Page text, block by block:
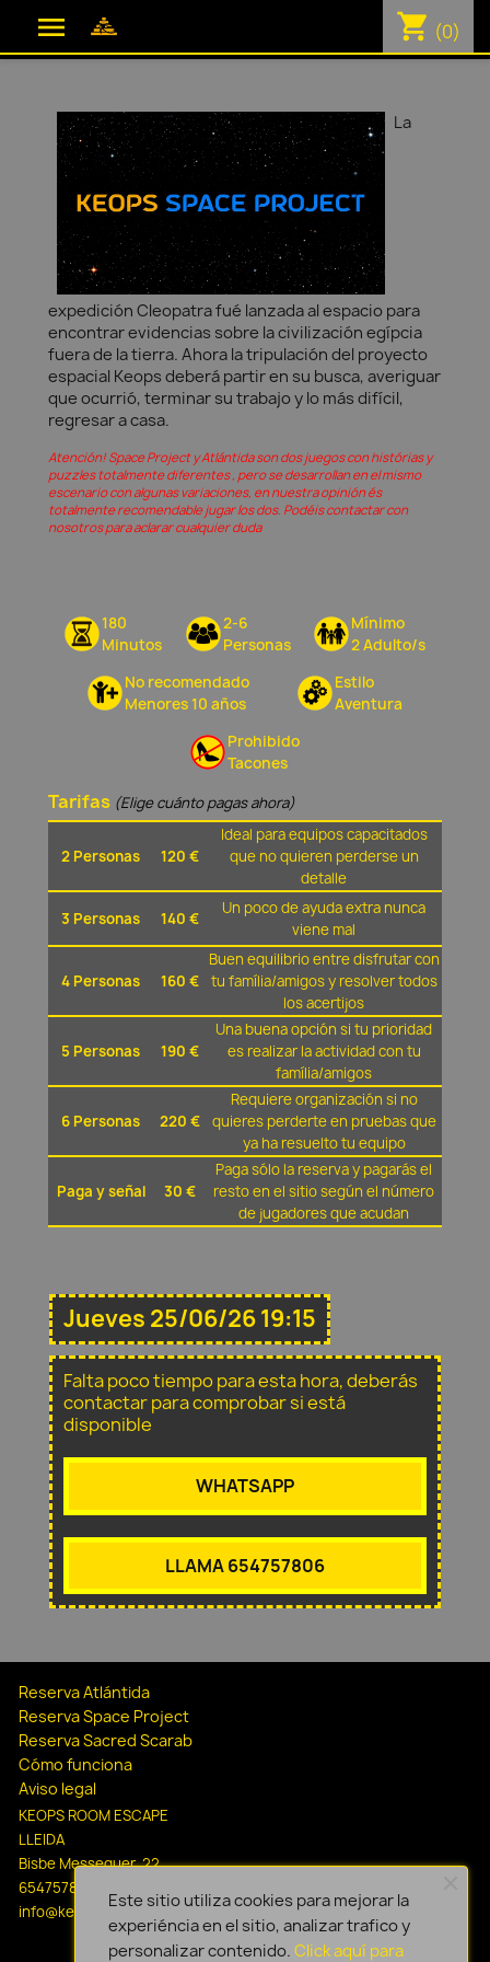
 shopping_cart (0)
La
expedición Cleopatra fué lanzada al espacio para
encontrar evidencias sobre la civilización egípcia
fuera de la tierra. Ahora la tripulación del proyecto
espacial Keops deberá partir en su busca, averiguar
que ocurrió, terminar su trabajo y lo más difícil,
regresar a casa.
Atención! Space Project y Atlántida son dos juegos con histórias y
puzzles totalmente diferentes , pero se desarrollan en el mismo
escenario con algunas variaciones, en nuestra opinión és
totalmente recomendable jugar los dos. Podéis contactar con
nosotros para aclarar cualquier duda
180
Minutos
2-6
Personas
Mínimo
2 Adulto/s
No recomendado
Menores 10 años
Estilo
Aventura
Prohibido
Tacones
Tarifas (Elige cuánto pagas ahora)
2 Personas 120 €
Ideal para equipos capacitados
que no quieren perderse un
detalle
3 Personas 140 €
Un poco de ayuda extra nunca
viene mal
4 Personas 160 €
Buen equilibrio entre disfrutar con
tu família/amigos y resolver todos
los acertijos
5 Personas 190 €
Una buena opción si tu prioridad
es realizar la actividad con tu
família/amigos
6 Personas 220 €
Requiere organización si no
quieres perderte en pruebas que
ya ha resuelto tu equipo
Paga y señal 30 €
Paga sólo la reserva y pagarás el
resto en el sitio según el número
de jugadores que acudan
Jueves 25/06/26 19:15
Falta poco tiempo para esta hora, deberás
contactar para comprobar si está
disponible
WHATSAPP
LLAMA 654757806
Reserva Atlántida
Reserva Space Project
Reserva Sacred Scarab
Cómo funciona
Aviso legal
KEOPS ROOM ESCAPE
LLEIDA
Bisbe Messeguer, 22
654757806
info@keopsescapelleida.com
Este sitio utiliza cookies para mejorar la
experiéncia en el sitio, analizar trafico y
personalizar contenido. Click aquí para